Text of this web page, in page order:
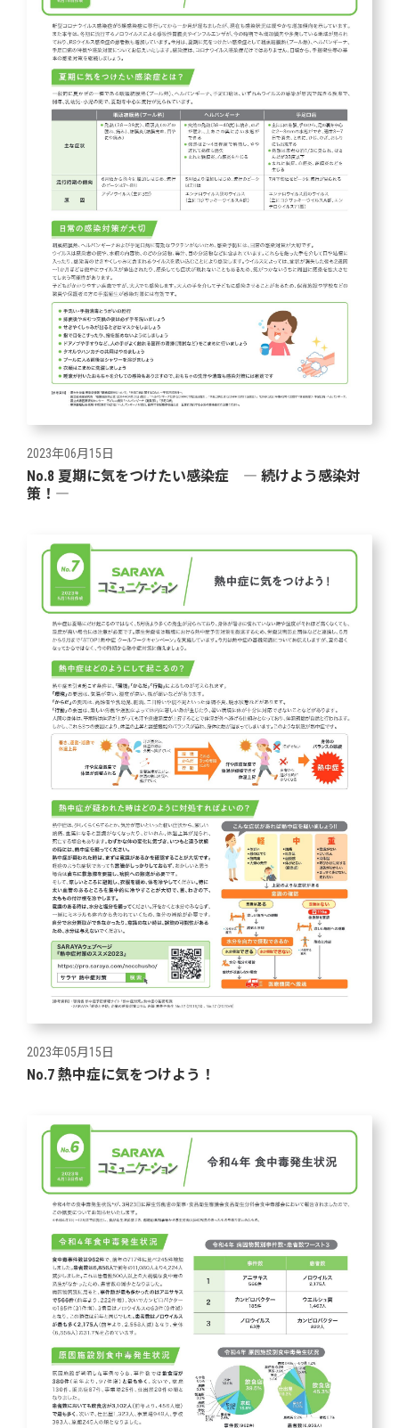
2023年06月15日
No.8 夏期に気をつけたい感染症 ― 続けよう感染対
策！―
2023年05月15日
No.7 熱中症に気をつけよう！